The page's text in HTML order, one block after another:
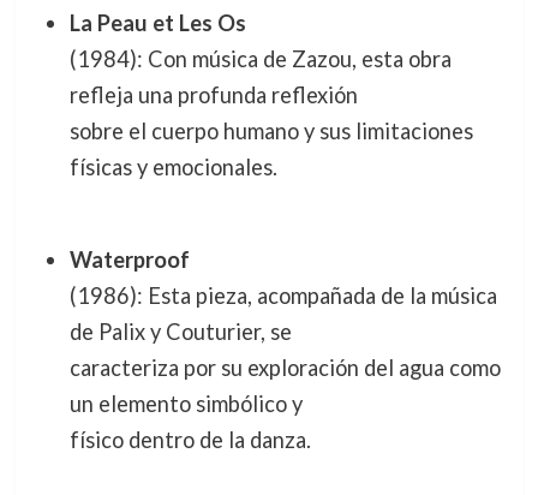
La Peau et Les Os
(1984): Con música de Zazou, esta obra
refleja una profunda reflexión
sobre el cuerpo humano y sus limitaciones
físicas y emocionales.
Waterproof
(1986): Esta pieza, acompañada de la música
de Palix y Couturier, se
caracteriza por su exploración del agua como
un elemento simbólico y
físico dentro de la danza.